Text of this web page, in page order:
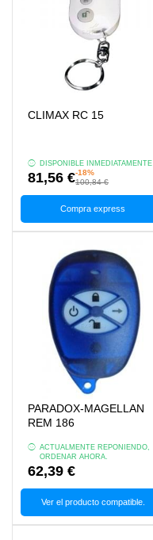
CLIMAX RC 15
DISPONIBLE INMEDIATAMENTE
81,56 €-18%
100,84 €
Compra express
PARADOX-MAGELLAN
REM 186
ACTUALMENTE REPONIENDO,
ORDENAR AHORA.
62,39 €
Ver el producto compatible.